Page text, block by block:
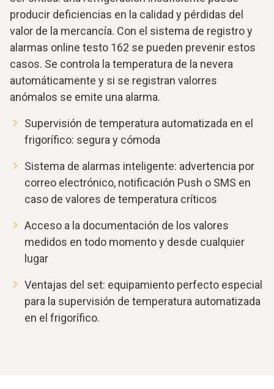
producir deficiencias en la calidad y pérdidas del
valor de la mercancía. Con el sistema de registro y
alarmas online testo 162 se pueden prevenir estos
casos. Se controla la temperatura de la nevera
automáticamente y si se registran valorres
anómalos se emite una alarma.
Supervisión de temperatura automatizada en el
frigorífico: segura y cómoda
Sistema de alarmas inteligente: advertencia por
correo electrónico, notificación Push o SMS en
caso de valores de temperatura críticos
Acceso a la documentación de los valores
medidos en todo momento y desde cualquier
lugar
Ventajas del set: equipamiento perfecto especial
para la supervisión de temperatura automatizada
en el frigorífico.